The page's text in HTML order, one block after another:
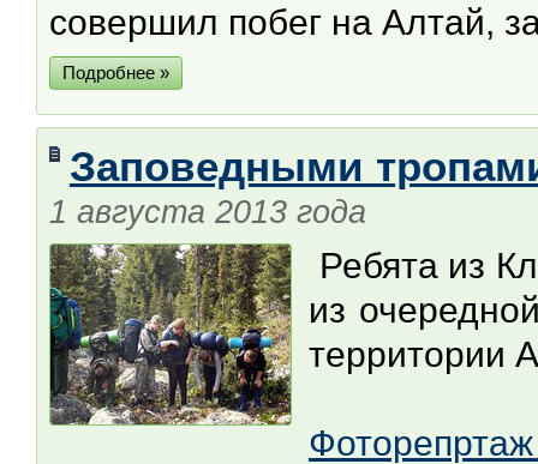
совершил побег на Алтай,
Подробнее »
Заповедными
1 августа 2013 года
Ребята из
из
территории